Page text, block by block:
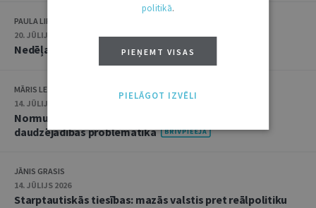
PAULA LIPE
20. JŪLIJS 2026 • 16:05
Nedēļas notikumu apskats: 13.–17. jūlijs
MĀRIS LEJA
14. JŪLIJS 2026
Normu konkurences un noziedzīgu nodarījumu
daudzējādības problemātika
JĀNIS GRASIS
14. JŪLIJS 2026
Starptautiskās tiesības: mazās valstis pret reālpolitiku
politikā.
PIEŅEMT VISAS
PIELĀGOT IZVĒLI